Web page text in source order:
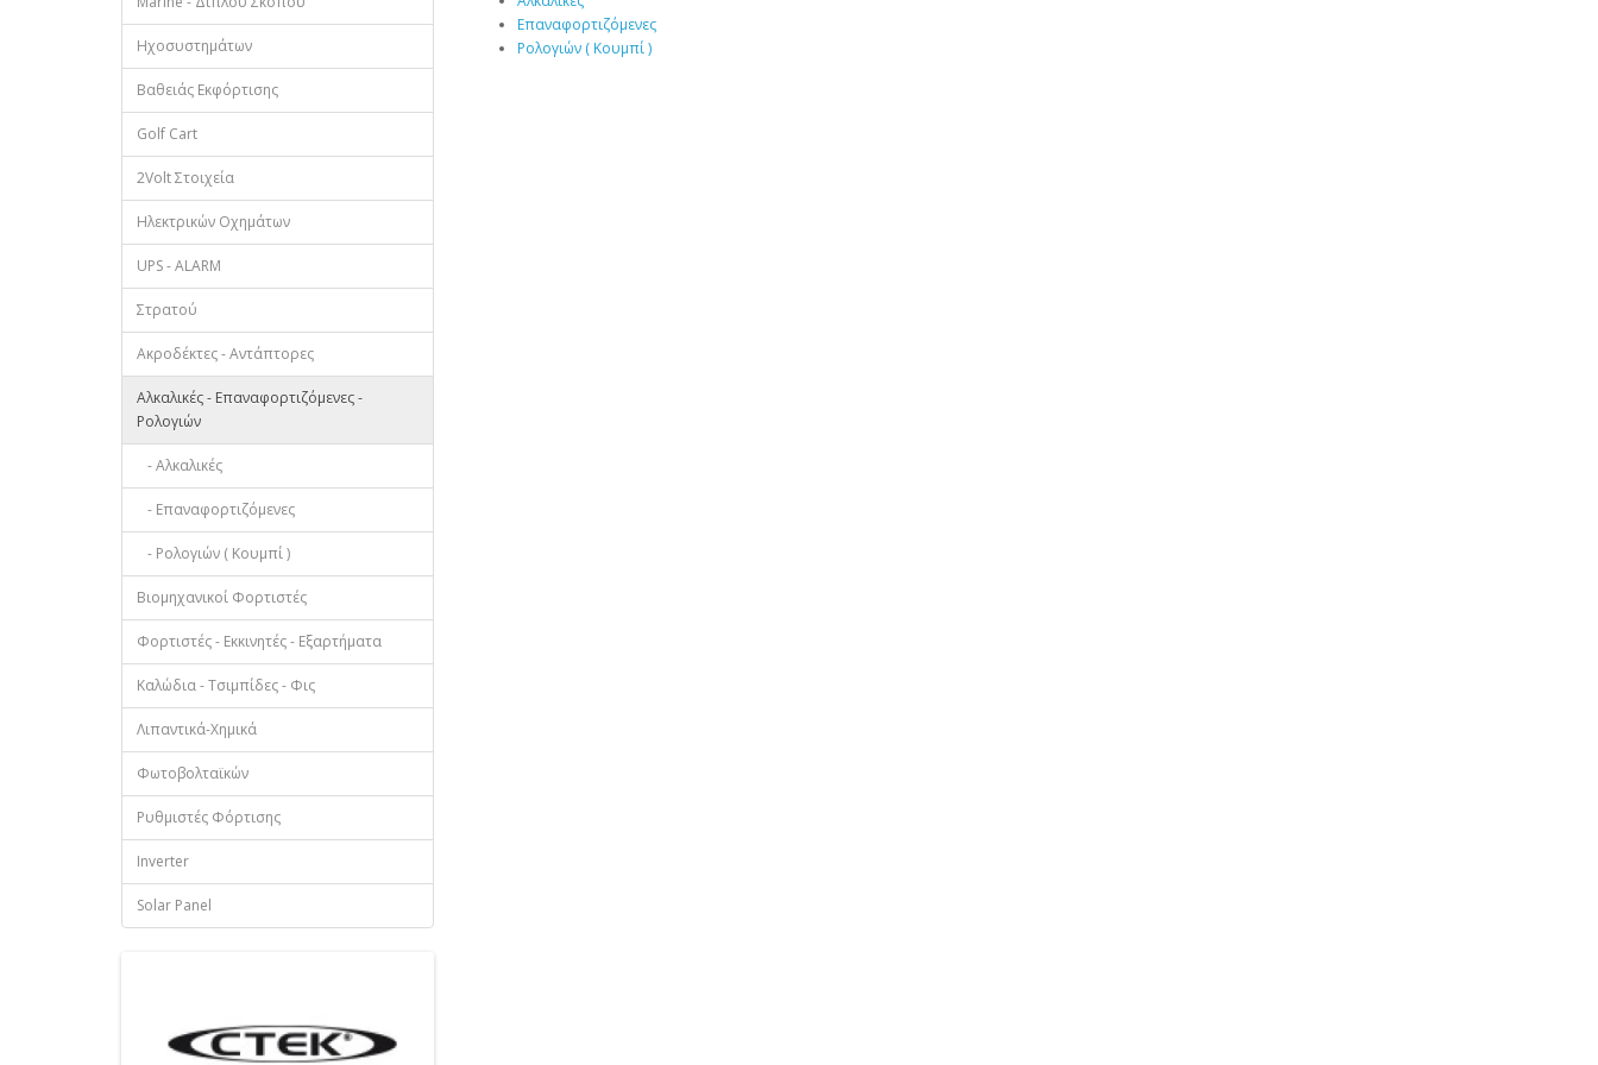
Ηχοσυστημάτων
Βαθειάς Εκφόρτισης
Golf Cart
2Volt Στοιχεία
Ηλεκτρικών Οχημάτων
UPS - ALARM
Στρατού
Ακροδέκτες - Αντάπτορες
Αλκαλικές - Επαναφορτιζόμενες -
Ρολογιών
- Αλκαλικές
- Επαναφορτιζόμενες
- Ρολογιών ( Κουμπί )
Βιομηχανικοί Φορτιστές
Φορτιστές - Εκκινητές - Εξαρτήματα
Καλώδια - Τσιμπίδες - Φις
Λιπαντικά-Χημικά
Φωτοβολταϊκών
Ρυθμιστές Φόρτισης
Inverter
Solar Panel
Επαναφορτιζόμενες
Ρολογιών ( Κουμπί )